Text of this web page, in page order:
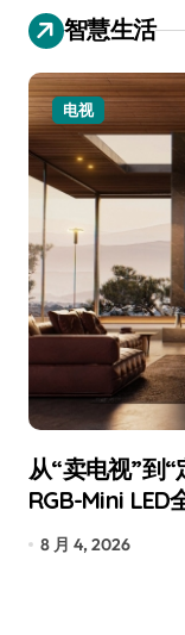
智慧生活
电视
从“卖电视”到
RGB-Mini LED
8 月 4, 2026